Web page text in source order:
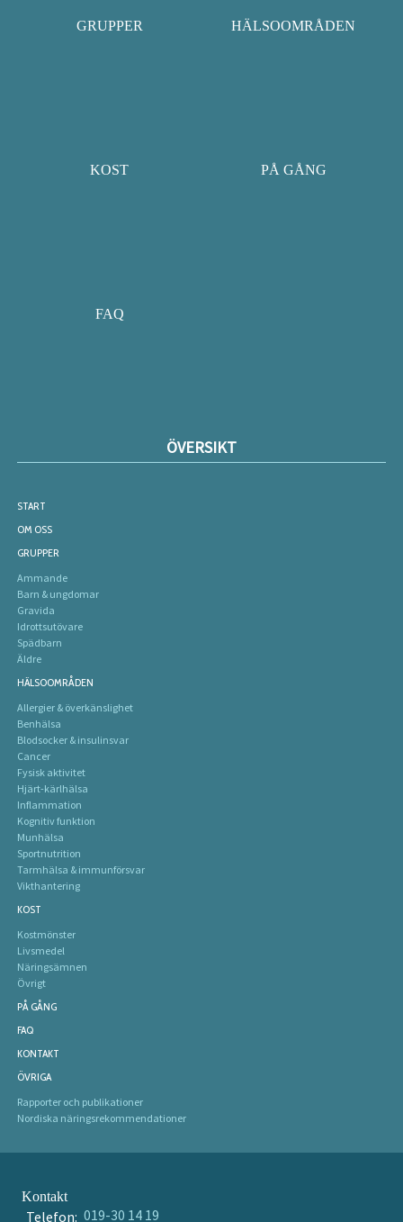
GRUPPER HÄLSOOMRÅDEN
KOST PÅ GÅNG
FAQ
ÖVERSIKT
START
OM OSS
GRUPPER
Ammande
Barn & ungdomar
Gravida
Idrottsutövare
Spädbarn
Äldre
HÄLSOOMRÅDEN
Allergier & överkänslighet
Benhälsa
Blodsocker & insulinsvar
Cancer
Fysisk aktivitet
Hjärt-kärlhälsa
Inflammation
Kognitiv funktion
Munhälsa
Sportnutrition
Tarmhälsa & immunförsvar
Vikthantering
KOST
Kostmönster
Livsmedel
Näringsämnen
Övrigt
PÅ GÅNG
FAQ
KONTAKT
ÖVRIGA
Rapporter och publikationer
Nordiska näringsrekommendationer
Kontakt
Telefon: 019-30 14 19